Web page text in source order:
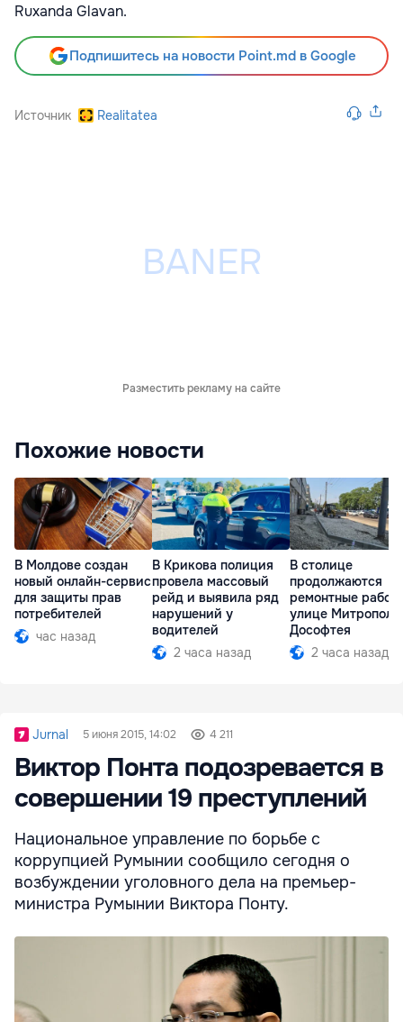
Ruxanda Glavan.
Подпишитесь на новости Point.md в Google
Источник Realitatea
Разместить рекламу на сайте
Похожие новости
В Молдове создан
новый онлайн-сервис
для защиты прав
потребителей
час назад
В Крикова полиция
провела массовый
рейд и выявила ряд
нарушений у
водителей
2 часа назад
В столице
продолжаются
ремонтные
улице
Дософтея
2 часа назад
Jurnal 5 июня 2015, 14:02 4 211
Виктор Понта подозревается в
совершении 19 преступлений
Национальное управление по борьбе с
коррупцией Румынии сообщило сегодня о
возбуждении уголовного дела на премьер-
министра Румынии Виктора Понту.